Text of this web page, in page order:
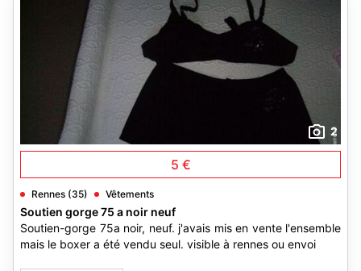
2
5 €
Rennes (35) Vêtements
Soutien gorge 75 a noir neuf
Soutien-gorge 75a noir, neuf. j'avais mis en vente l'ensemble
mais le boxer a été vendu seul. visible à rennes ou envoi